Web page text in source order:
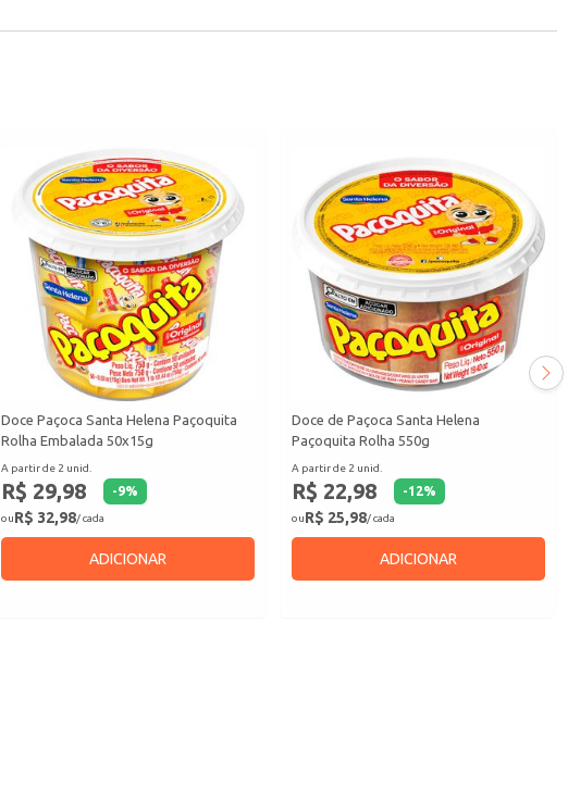
Doce Paçoca Santa Helena Paçoquita
Rolha Embalada 50x15g
A partir de 2 unid.
R$ 29,98 -9%
ouR$ 32,98/ cada
ADICIONAR
Doce de Paçoca Santa Helena
Paçoquita Rolha 550g
A partir de 2 unid.
R$ 22,98 -12%
ouR$ 25,98/ cada
ADICIONAR